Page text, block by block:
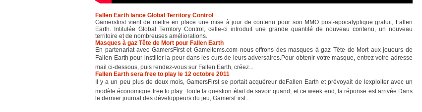
Fallen Earth lance Global Territory Control
Gamersfirst vient de mettre en place une mise à jour de contenu pour son MMO post-apocalyptique gratuit, Fallen
Earth. Intitulée Global Territory Control, celle-ci introduit une grande quantité de nouveau contenu, un nouveau
territoire et de nombreuses améliorations.
Masques à gaz Tête de Mort pour Fallen Earth
En partenariat avec GamersFirst et Gameitems.com nous offrons des masques à gaz Tête de Mort aux joueurs de
Fallen Earth pour instiller la peur dans les curs de leurs adversaires.Pour obtenir votre masque, entrez votre adresse
mail ci-dessous, puis rendez-vous sur Fallen Earth, créez...
Fallen Earth sera free to play le 12 octobre 2011
Il y a un peu plus de deux mois, GamersFirst se portait acquéreur deFallen Earth et prévoyait de lexploiter avec un
modèle économique free to play. Toute la question était de savoir quand, et ce week end, la réponse est arrivée.Dans
le dernier journal des développeurs du jeu, GamersFirst...